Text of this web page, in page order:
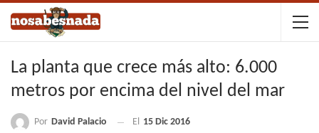
La planta que crece más alto: 6.000
metros por encima del nivel del mar
Por David Palacio El 15 Dic 2016